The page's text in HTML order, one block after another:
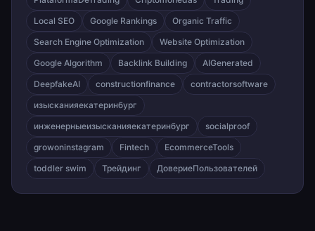
Local SEO
Google Rankings
Organic Traffic
Search Engine Optimization
Website Optimization
Google Algorithm
Backlink Building
AIGenerated
DeepfakeAI
constructionfinance
contractorsoftware
изысканияекатеринбург
инженерныеизысканияекатеринбург
socialproof
growoninstagram
Fintech
EcommerceTools
toddler swim
Трейдинг ДовериеПользователей